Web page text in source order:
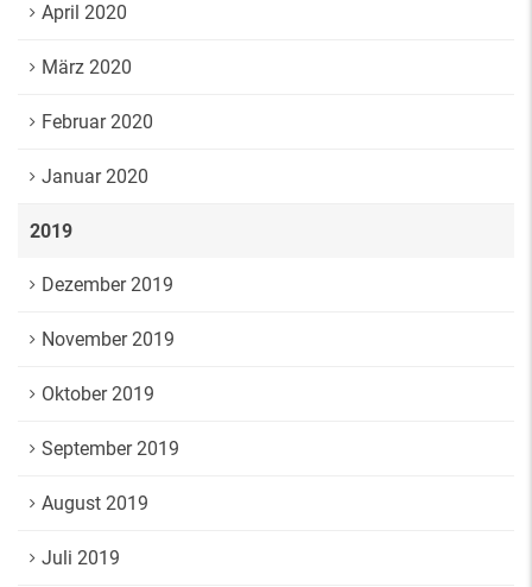
April 2020
März 2020
Februar 2020
Januar 2020
2019
Dezember 2019
November 2019
Oktober 2019
September 2019
August 2019
Juli 2019